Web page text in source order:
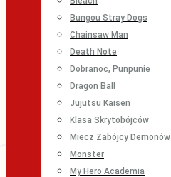
Bungou Stray Dogs
Chainsaw Man
Death Note
Dobranoc, Punpunie
Dragon Ball
Jujutsu Kaisen
Klasa Skrytobójców
Miecz Zabójcy Demonów
Monster
My Hero Academia